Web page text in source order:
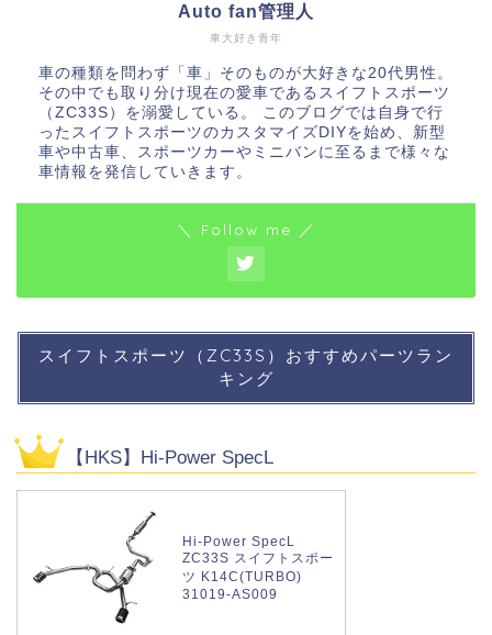
車大好き青年
Auto fan管理人
車の種類を問わず「車」そのものが大好きな20代男性。
その中でも取り分け現在の愛車であるスイフトスポーツ
（ZC33S）を溺愛している。 このブログでは自身で行
ったスイフトスポーツのカスタマイズDIYを始め、新型
車や中古車、スポーツカーやミニバンに至るまで様々な
車情報を発信していきます。
＼ Follow me ／
スイフトスポーツ（ZC33S）おすすめパーツラン
キング
【HKS】Hi-Power SpecL
Hi-Power SpecL
ZC33S スイフトスポー
ツ K14C(TURBO)
31019-AS009